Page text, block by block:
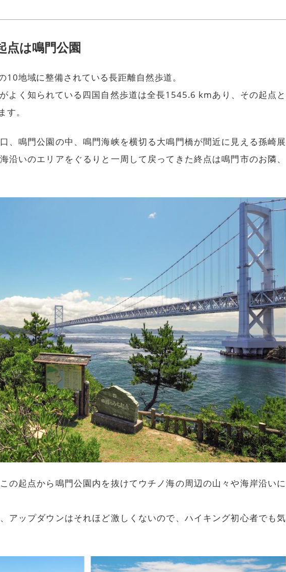
点は鳴門公園
10地域に整備されている長距離自然歩道。
よく知られている四国自然歩道は全長1545.6 kmあり、その起点と
。
、鳴門公園の中、鳴門海峡を横切る大鳴門橋が間近に見える孫崎展
沿いのエリアをぐるりと一周して戻ってきた終点は鳴門市のお隣、
の起点から鳴門公園内を抜けてウチノ海の周辺の山々や海岸沿いに
アップダウンはそれほど激しくないので、ハイキング初心者でも気